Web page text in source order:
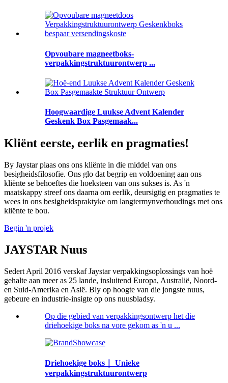
Opvoubare magneetboks-
verpakkingstruktuurontwerp ...
Hoogwaardige Luukse Advent Kalender
Geskenk Box Pasgemaak...
Kliënt eerste, eerlik en pragmaties!
By Jaystar plaas ons ons kliënte in die middel van ons
besigheidsfilosofie. Ons glo dat begrip en voldoening aan ons
kliënte se behoeftes die hoeksteen van ons sukses is. As 'n
maatskappy streef ons daarna om eerlik, deursigtig en pragmaties te
wees in ons besigheidspraktyke om langtermynverhoudings met ons
kliënte te bou.
Begin 'n projek
JAYSTAR Nuus
Sedert April 2016 verskaf Jaystar verpakkingsoplossings van hoë
gehalte aan meer as 25 lande, insluitend Europa, Australië, Noord-
en Suid-Amerika en Asië. Bly op hoogte van die jongste nuus,
gebeure en industrie-insigte op ons nuusbladsy.
Op die gebied van verpakkingsontwerp het die
driehoekige boks na vore gekom as 'n u ...
Driehoekige boks｜ Unieke
verpakkingstruktuurontwerp